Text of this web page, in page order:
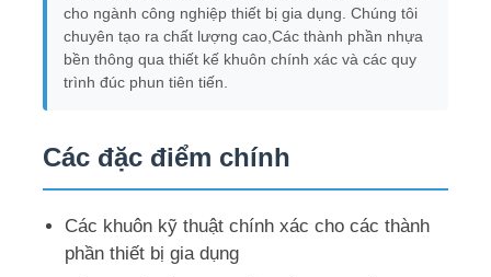
cho ngành công nghiệp thiết bị gia dụng. Chúng tôi
chuyên tạo ra chất lượng cao,Các thành phần nhựa
bền thông qua thiết kế khuôn chính xác và các quy
trình đúc phun tiên tiến.
Các đặc điểm chính
Các khuôn kỹ thuật chính xác cho các thành
phần thiết bị gia dụng